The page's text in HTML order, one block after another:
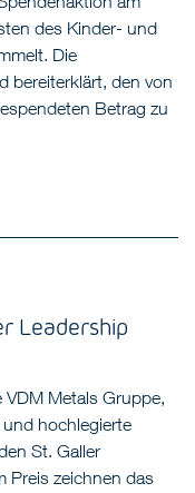
des Kinder- und
Die
bereiterklärt, den von
Betrag zu
Leadership
Metals Gruppe,
hochlegierte
St. Galler
Preis zeichnen das